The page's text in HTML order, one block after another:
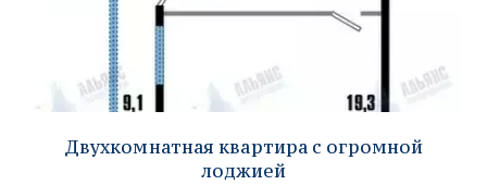
Двухкомнатная квартира с огромной
лоджией